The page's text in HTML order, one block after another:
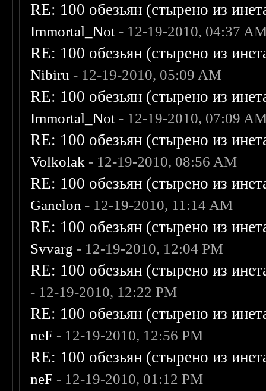
RE: 100 обезьян (стырено из
Immortal_Not - 12-19-2010, 04:37
RE: 100 обезьян (стырено из
Nibiru - 12-19-2010, 05:09 AM
RE: 100 обезьян (стырено из
Immortal_Not - 12-19-2010, 07:09
RE: 100 обезьян (стырено из
Volkolak - 12-19-2010, 08:56 AM
RE: 100 обезьян (стырено из
Ganelon - 12-19-2010, 11:14 AM
RE: 100 обезьян (стырено из
Svvarg - 12-19-2010, 12:04 PM
RE: 100 обезьян (стырено из
- 12-19-2010, 12:22 PM
RE: 100 обезьян (стырено из
neF - 12-19-2010, 12:56 PM
RE: 100 обезьян (стырено из
neF - 12-19-2010, 01:12 PM